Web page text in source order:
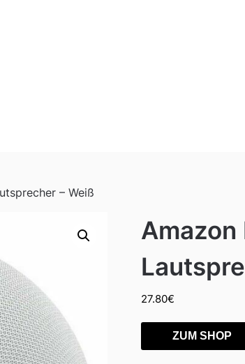
– Weiß
Amazon
27.80€
ZUM SHOP